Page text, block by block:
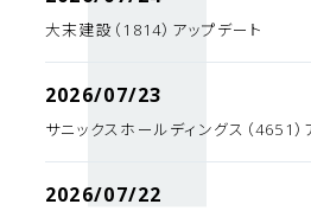
大末建設（1814）アップデート
2026/07/23
サニックスホールディングス（4651）
2026/07/22